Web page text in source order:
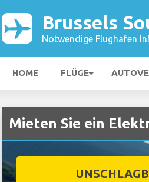
Brussels
Notwendige Flughafen
HOME FLÜGE
Mieten Sie ein